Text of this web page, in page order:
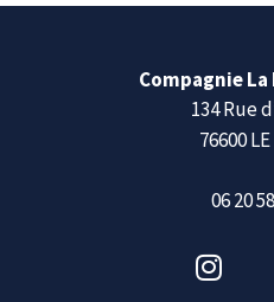
Compagnie
134 Rue
76600
06 20